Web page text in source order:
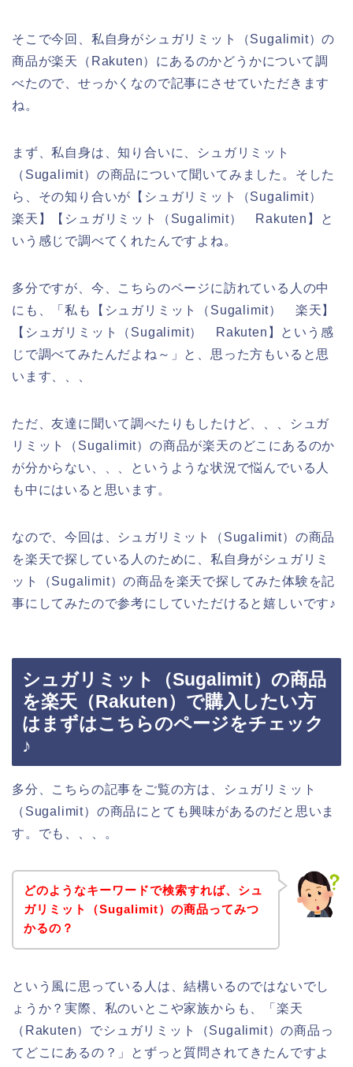
そこで今回、私自身がシュガリミット（Sugalimit）の
商品が楽天（Rakuten）にあるのかどうかについて調
べたので、せっかくなので記事にさせていただきます
ね。
まず、私自身は、知り合いに、シュガリミット
（Sugalimit）の商品について聞いてみました。そした
ら、その知り合いが【シュガリミット（Sugalimit）
楽天】【シュガリミット（Sugalimit） Rakuten】と
いう感じで調べてくれたんですよね。
多分ですが、今、こちらのページに訪れている人の中
にも、「私も【シュガリミット（Sugalimit） 楽天】
【シュガリミット（Sugalimit） Rakuten】という感
じで調べてみたんだよね～」と、思った方もいると思
います、、、
ただ、友達に聞いて調べたりもしたけど、、、シュガ
リミット（Sugalimit）の商品が楽天のどこにあるのか
が分からない、、、というような状況で悩んでいる人
も中にはいると思います。
なので、今回は、シュガリミット（Sugalimit）の商品
を楽天で探している人のために、私自身がシュガリミ
ット（Sugalimit）の商品を楽天で探してみた体験を記
事にしてみたので参考にしていただけると嬉しいです♪
シュガリミット（Sugalimit）の商品
を楽天（Rakuten）で購入したい方
はまずはこちらのページをチェック
♪
多分、こちらの記事をご覧の方は、シュガリミット
（Sugalimit）の商品にとても興味があるのだと思いま
す。でも、、、。
どのようなキーワードで検索すれば、シュ
ガリミット（Sugalimit）の商品ってみつ
かるの？
という風に思っている人は、結構いるのではないでし
ょうか？実際、私のいとこや家族からも、「楽天
（Rakuten）でシュガリミット（Sugalimit）の商品っ
てどこにあるの？」とずっと質問されてきたんですよ